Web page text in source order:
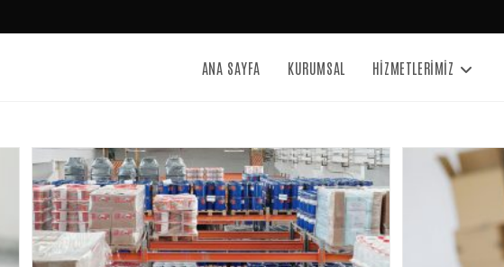
ANA SAYFA KURUMSAL HİZMETLERİMİZ